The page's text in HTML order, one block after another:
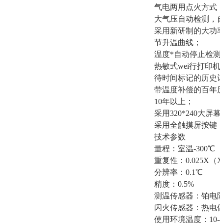
气电两用点火方式
大气压自动检测
采用新研制的大功
节升温曲线；
温度*自动停止检
热敏式wei行打印
待时间标记的历史
带温度补偿的百年
10年以上；
采用320*240大屏
采用全触摸屏按键
技术参数
量程：室温-300℃
重复性：0.025X
分辨率：0.1℃
精度：0.5%
测温传感器：铂电
闪火传感器：热电
使用环境温度：